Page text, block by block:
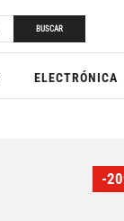
BUSCAR
ELECTRÓNICA
-20